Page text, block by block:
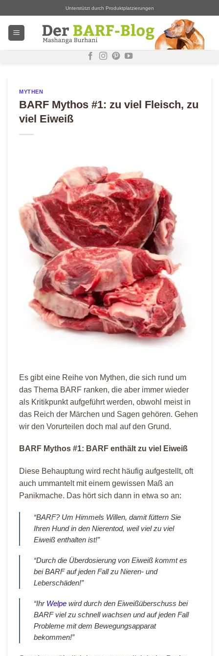
Inhalt
springen
Unterstützt durch Produktplatzierungen
MYTHEN
BARF Mythos #1: zu viel Fleisch, zu
viel Eiweiß
Es gibt eine Reihe von Mythen, die sich rund um
das Thema BARF ranken, die aber immer wieder
als Kritikpunkt aufgeführt werden, obwohl meist in
das Reich der Märchen und Sagen gehören. Gehen
wir den Vorurteilen doch mal auf den Grund.
BARF Mythos #1: BARF enthält zu viel Eiweiß
Diese Behauptung wird recht häufig aufgestellt, oft
auch ummantelt mit einem gewissen Maß an
Panikmache. Das hört sich dann in etwa so an:
“BARF? Um Himmels Willen, damit füttern Sie
Ihren Hund in den Nierentod, weil viel zu viel
Eiweiß enthalten ist!”
“Durch die Überdosierung von Eiweiß kommt es
bei BARF auf jeden Fall zu Nieren- und
Leberschäden!”
“Ihr Welpewird durch den Eiweißüberschuss bei
BARF viel zu schnell wachsen und auf jeden Fall
Probleme mit dem Bewegungsapparat
bekommen!”